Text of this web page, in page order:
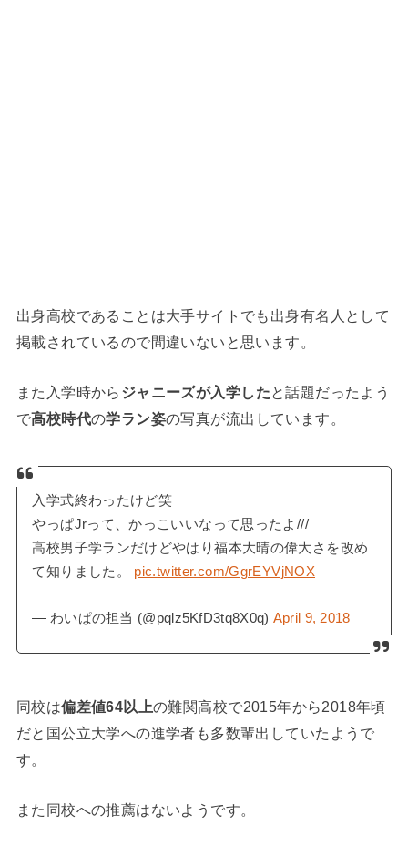
出身高校であることは大手サイトでも出身有名人として
掲載されているので間違いないと思います。
また入学時から ジャニーズが入学したと話題だったよう
で高校時代の学ラン姿の写真が流出しています。
入学式終わったけど笑
やっぱJrって、かっこいいなって思ったよ///
高校男子学ランだけどやはり福本大晴の偉大さを改め
て知りました。 pic.twitter.com/GgrEYVjNOX
— わいぱの担当 (@pqlz5KfD3tq8X0q) April 9, 2018
同校は偏差値64以上の難関高校で2015年から2018年頃
だと国公立大学への進学者も多数輩出していたようで
す。
また同校への推薦はないようです。